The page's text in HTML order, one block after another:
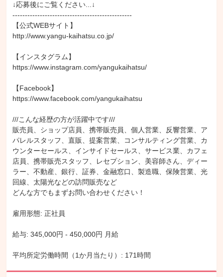
↓応募後にご覧ください...↓
------------------------------------------------
【公式WEBサイト】
http://www.yangu-kaihatsu.co.jp/
【インスタグラム】
https://www.instagram.com/yangukaihatsu/
【Facebook】
https://www.facebook.com/yangukaihatsu
///こんな経歴の方が活躍中です///
販売員、ショップ店員、携帯販売員、個人営業、反響営業、ア
パレルスタッフ、直販、提案営業、コンサルティング営業、カ
ウンターセールス、インサイドセールス、サービス業、カフェ
店員、携帯販売スタッフ、レセプション、美容師さん、ディー
ラー、不動産、銀行、証券、金融窓口、製造職、保険営業、光
回線、太陽光などの訪問販売など
どんな方でもまずお問い合わせください！
雇用形態: 正社員
給与: 345,000円 - 450,000円 月給
平均所定労働時間（1か月当たり）: 171時間